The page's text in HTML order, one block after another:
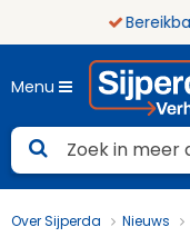
via 0900 7474747
Menu
Over Sijperda Nieuws